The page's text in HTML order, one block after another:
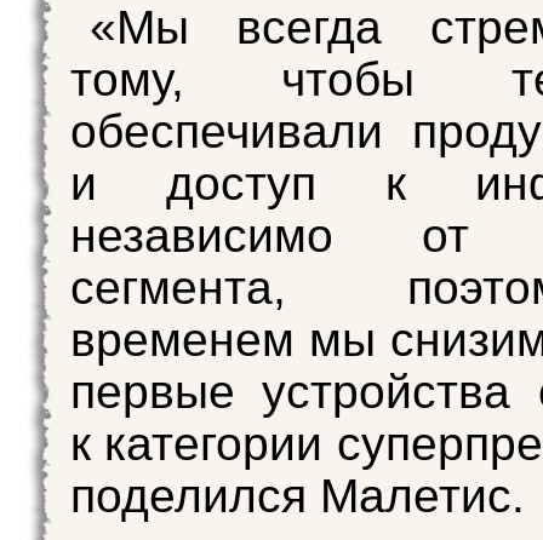
«Мы всегда
тому, чтобы
обеспечивали
и доступ к
независимо от
сегмента,
временем мы
первые устройства
к категории
поделился Малетис.